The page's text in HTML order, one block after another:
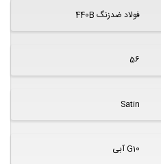
فولاد ضدزنگ 440B
56
Satin
G10 آبی